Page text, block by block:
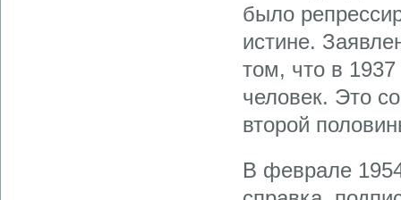
было
истине.
том, что в
человек. Это
второй
В феврале